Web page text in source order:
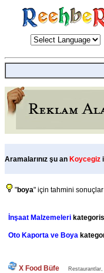
Aramalarınız şu an Koycegiz
"boya" için tahmini
İnşaat Malzemeleri
Oto Kaporta ve Boya
X Food Büfe